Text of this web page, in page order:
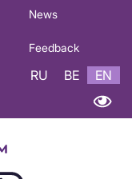
News
Feedback
RU BE EN